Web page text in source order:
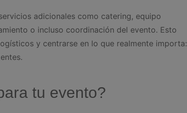
adicionales como catering, equipo
o incluso coordinación del evento. Esto
y centrarse en lo que realmente importa:
tu evento?